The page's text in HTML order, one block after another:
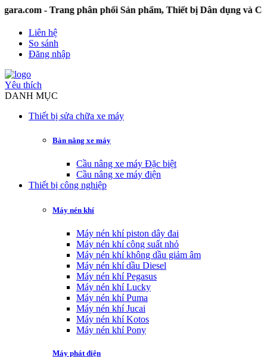
- Trang phân phối Sản phẩm, Thiết bị Dân dụng và Công
Liên hệ
So sánh
Đăng nhập
Yêu thích
DANH MỤC
Thiết bị sửa chữa xe máy
Bàn nâng xe máy
Cầu nâng xe máy Đặc biệt
Cầu nâng xe máy điện
Thiết bị công nghiệp
Máy nén khí
Máy nén khí piston dây đai
Máy nén khí công suất nhỏ
Máy nén khí không dầu giảm âm
Máy nén khí dầu Diesel
Máy nén khí Pegasus
Máy nén khí Lucky
Máy nén khí Puma
Máy nén khí Jucai
Máy nén khí Kotos
Máy nén khí Pony
Máy phát điện